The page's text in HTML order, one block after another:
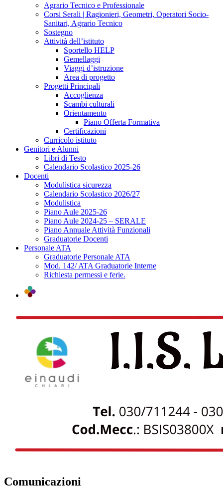
Agrario Tecnico e Professionale
Corsi Serali | Ragionieri, Geometri, Operatori Socio-
Sanitari, Agrario Tecnico
Sostegno
Attività dell’istituto
Sportello HELP
Gemellaggi
Viaggi d’istruzione
Area di progetto
Progetti Principali
Accoglienza
Scambi culturali
Orientamento
Piano Offerta Formativa
Certificazioni
Curricolo istituto
Genitori e Alunni
Libri di Testo
Calendario Scolastico 2025-26
Docenti
Modulistica sicurezza
Calendario Scolastico 2026/27
Modulistica
Piano Aule 2025-26
Piano Aule 2024-25 – SERALE
Piano Annuale Attività Funzionali
Graduatorie Docenti
Personale ATA
Graduatorie Personale ATA
Mod. 142/ ATA Graduatorie Interne
Richiesta permessi e ferie.
Comunicazioni